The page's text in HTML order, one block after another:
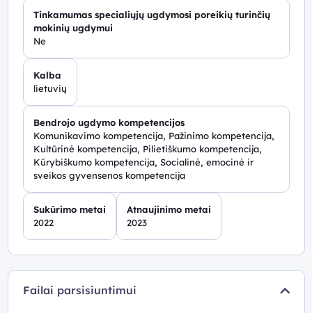
Tinkamumas specialiųjų ugdymosi poreikių turinčių
mokinių ugdymui
Ne
Kalba
lietuvių
Bendrojo ugdymo kompetencijos
Komunikavimo kompetencija, Pažinimo kompetencija,
Kultūrinė kompetencija, Pilietiškumo kompetencija,
Kūrybiškumo kompetencija, Socialinė, emocinė ir
sveikos gyvensenos kompetencija
Sukūrimo metai
2022
Atnaujinimo metai
2023
Failai parsisiuntimui